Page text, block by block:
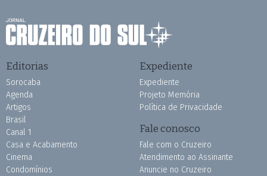
Editorias
Sorocaba
Agenda
Artigos
Brasil
Canal 1
Casa e Acabamento
Cinema
Condomínios
Expediente
Expediente
Projeto Memória
Política de Privacidade
Fale conosco
Fale com o Cruzeiro
Atendimento ao Assinante
Anuncie no Cruzeiro